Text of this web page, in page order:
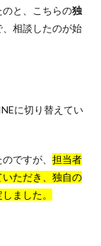
と、こちらの独
相談したのが始
に切り替えてい
ですが、 担当者
ただき、独自の
ました。